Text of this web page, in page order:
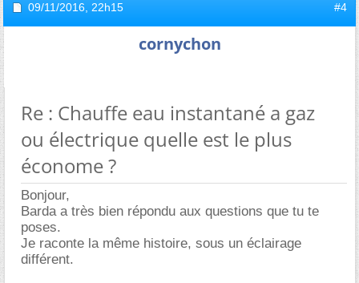
09/11/2016, 22h15 #4
cornychon
Re : Chauffe eau instantané a gaz
ou électrique quelle est le plus
économe ?
Bonjour,
Barda a très bien répondu aux questions que tu te
poses.
Je raconte la même histoire, sous un éclairage
différent.